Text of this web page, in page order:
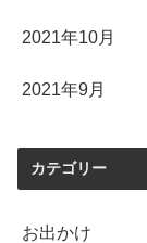
2021年10月
2021年9月
カテゴリー
お出かけ